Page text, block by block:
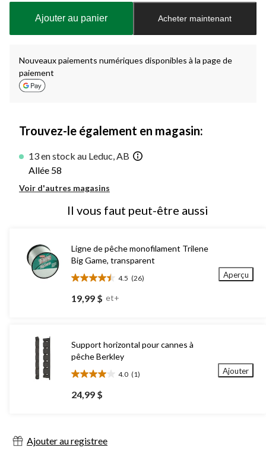
à
Ajouter au panier Acheter maintenant
Nouveaux paiements numériques disponibles à la page de
paiement
Trouvez-le également en magasin:
13 en stock au Leduc, AB
Allée 58
Voir d'autres magasins
Il vous faut peut-être aussi
Ligne de pêche monofilament Trilene
Big Game, transparent
4.5 (26)
4.5
étoile(s)
sur
évaluations
19,99 $ et+
Aperçu
Support horizontal pour cannes à
pêche Berkley
4.0 (1)
4.0
étoile(s)
sur
évaluation
24,99 $
Ajouter
Ajouter au registree